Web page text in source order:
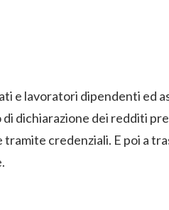
e lavoratori dipendenti ed
dichiarazione dei redditi
credenziali. E poi a